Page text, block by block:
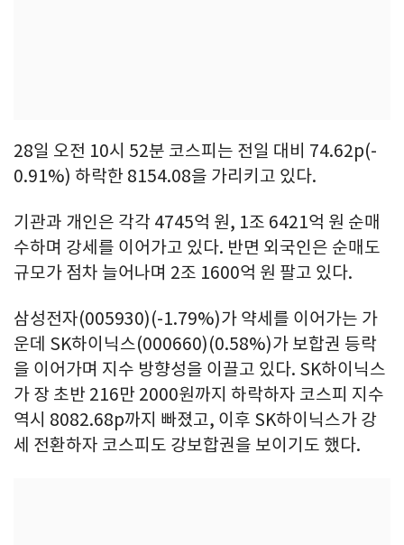
28일 오전 10시 52분 코스피는 전일 대비 74.62p(-
0.91%) 하락한 8154.08을 가리키고 있다.
기관과 개인은 각각 4745억 원, 1조 6421억 원 순매
수하며 강세를 이어가고 있다. 반면 외국인은 순매도
규모가 점차 늘어나며 2조 1600억 원 팔고 있다.
삼성전자(005930)(-1.79%)가 약세를 이어가는 가
운데 SK하이닉스(000660)(0.58%)가 보합권 등락
을 이어가며 지수 방향성을 이끌고 있다. SK하이닉스
가 장 초반 216만 2000원까지 하락하자 코스피 지수
역시 8082.68p까지 빠졌고, 이후 SK하이닉스가 강
세 전환하자 코스피도 강보합권을 보이기도 했다.